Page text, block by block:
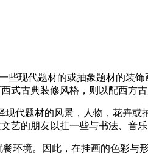
现代题材的或抽象题材的装饰
式古典装修风格，则以配西方古
代题材的风景，人物，花卉或
艺的朋友以挂一些与书法、音乐
环境。因此，在挂画的色彩与